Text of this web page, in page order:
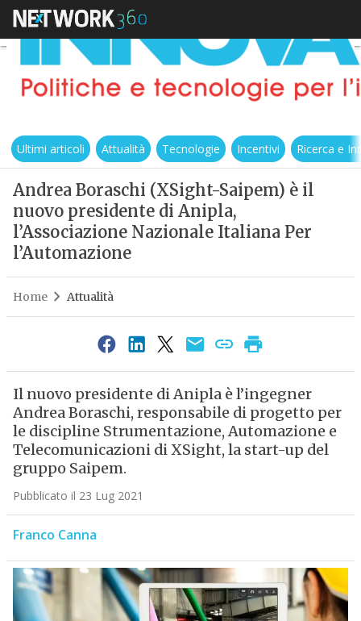
Ultimi articoli Attualità Tecnologie Incentivi Ricerca e
Andrea Boraschi (XSight-Saipem) è il
nuovo presidente di Anipla,
l’Associazione Nazionale Italiana Per
l’Automazione
Home Attualità
Il nuovo presidente di Anipla è l’ingegner
Andrea Boraschi, responsabile di progetto per
le discipline Strumentazione, Automazione e
Telecomunicazioni di XSight, la start-up del
gruppo Saipem.
Pubblicato il 23 Lug 2021
Franco Canna